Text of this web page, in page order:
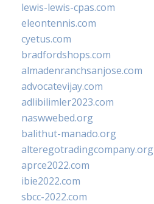
lewis-lewis-cpas.com
eleontennis.com
cyetus.com
bradfordshops.com
almadenranchsanjose.com
advocatevijay.com
adlibilimler2023.com
naswwebed.org
balithut-manado.org
alteregotradingcompany.org
aprce2022.com
ibie2022.com
sbcc-2022.com